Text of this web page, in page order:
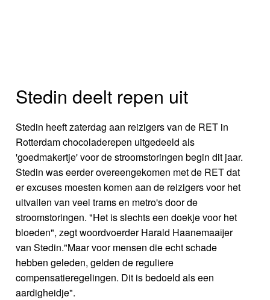
Stedin deelt repen uit
Stedin heeft zaterdag aan reizigers van de RET in
Rotterdam chocoladerepen uitgedeeld als
'goedmakertje' voor de stroomstoringen begin dit jaar.
Stedin was eerder overeengekomen met de RET dat
er excuses moesten komen aan de reizigers voor het
uitvallen van veel trams en metro's door de
stroomstoringen. "Het is slechts een doekje voor het
bloeden", zegt woordvoerder Harald Haanemaaijer
van Stedin."Maar voor mensen die echt schade
hebben geleden, gelden de reguliere
compensatieregelingen. Dit is bedoeld als een
aardigheidje".